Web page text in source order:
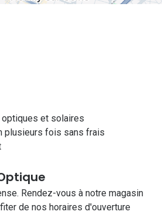
optiques et solaires
plusieurs fois sans frais
Rendez-vous à notre magasin
de nos horaires d'ouverture